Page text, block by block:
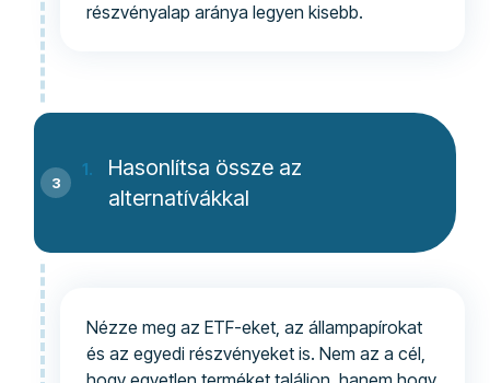
részvényalap aránya legyen kisebb.
Hasonlítsa össze az
alternatívákkal
Nézze meg az ETF-eket, az állampapírokat
és az egyedi részvényeket is. Nem az a cél,